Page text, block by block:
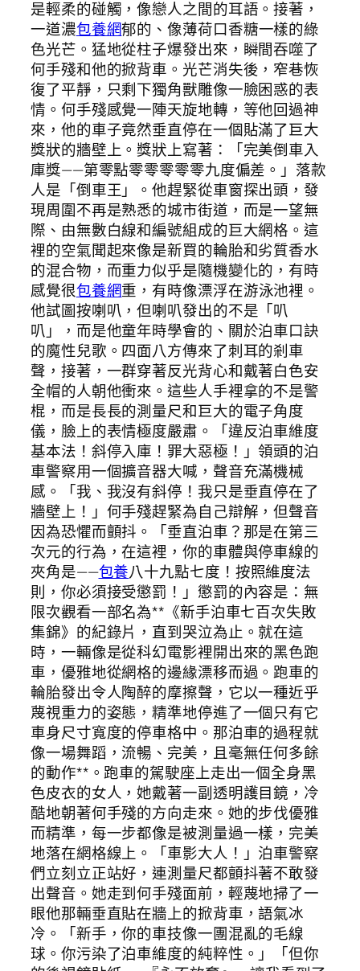
是輕柔的碰觸，像戀人之間的耳語。接著，
一道濃包養網郁的、像薄荷口香糖一樣的綠
色光芒。猛地從柱子爆發出來，瞬間吞噬了
何手殘和他的掀背車。光芒消失後，窄巷恢
復了平靜，只剩下獨角獸雕像一臉困惑的表
情。何手殘感覺一陣天旋地轉，等他回過神
來，他的車子竟然垂直停在一個貼滿了巨大
獎狀的牆壁上。獎狀上寫著：「完美倒車入
庫獎——第零點零零零零零九度偏差。」落款
人是「倒車王」。他趕緊從車窗探出頭，發
現周圍不再是熟悉的城市街道，而是一望無
際、由無數白線和編號組成的巨大網格。這
裡的空氣聞起來像是新買的輪胎和劣質香水
的混合物，而重力似乎是隨機變化的，有時
感覺很包養網重，有時像漂浮在游泳池裡。
他試圖按喇叭，但喇叭發出的不是「叭
叭」，而是他童年時學會的、關於泊車口訣
的魔性兒歌。四面八方傳來了刺耳的剎車
聲，接著，一群穿著反光背心和戴著白色安
全帽的人朝他衝來。這些人手裡拿的不是警
棍，而是長長的測量尺和巨大的電子角度
儀，臉上的表情極度嚴肅。「違反泊車維度
基本法！斜停入庫！罪大惡極！」領頭的泊
車警察用一個擴音器大喊，聲音充滿機械
感。「我、我沒有斜停！我只是垂直停在了
牆壁上！」何手殘趕緊為自己辯解，但聲音
因為恐懼而顫抖。「垂直泊車？那是在第三
次元的行為，在這裡，你的車體與停車線的
夾角是——包養八十九點七度！按照維度法
則，你必須接受懲罰！」懲罰的內容是：無
限次觀看一部名為**《新手泊車七百次失敗
集錦》的紀錄片，直到哭泣為止。就在這
時，一輛像是從科幻電影裡開出來的黑色跑
車，優雅地從網格的邊緣漂移而過。跑車的
輪胎發出令人陶醉的摩擦聲，它以一種近乎
蔑視重力的姿態，精準地停進了一個只有它
車身尺寸寬度的停車格中。那泊車的過程就
像一場舞蹈，流暢、完美，且毫無任何多餘
的動作**。跑車的駕駛座上走出一個全身黑
色皮衣的女人，她戴著一副透明護目鏡，冷
酷地朝著何手殘的方向走來。她的步伐優雅
而精準，每一步都像是被測量過一樣，完美
地落在網格線上。「車影大人！」泊車警察
們立刻立正站好，連測量尺都顫抖著不敢發
出聲音。她走到何手殘面前，輕蔑地掃了一
眼他那輛垂直貼在牆上的掀背車，語氣冰
冷。「新手，你的車技像一團混亂的毛線
球。你污染了泊車維度的純粹性。」「但你